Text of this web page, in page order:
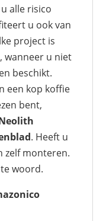
alle risico
u ook van
project is
wanneer u niet
beschikt.
een kop koffie
bent,
. Heeft u
zelf monteren.
te woord.